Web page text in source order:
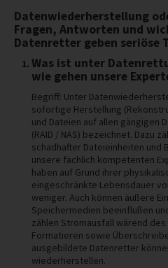
Datenwiederherstellung
Fragen, Antworten und
Datenretter geben seriöse
Was ist unter
wie gehen unsere
Begriff: Unter
sofortige Herstellung
und Dateien auf allen gängigen
(RAID / NAS) bezeichnet. Dazu
schadhafter Dateieinheiten und
unsere fachlich kompetenten
haben auf Grund ihrer
eingeschränkte Lebensdauer
weniger. Auch können äußere
Speichermedien beeinflußen
zählen Stromausfall wärend
Formatieren sowie
ausgebildete Datenretter
wiederherstellen.